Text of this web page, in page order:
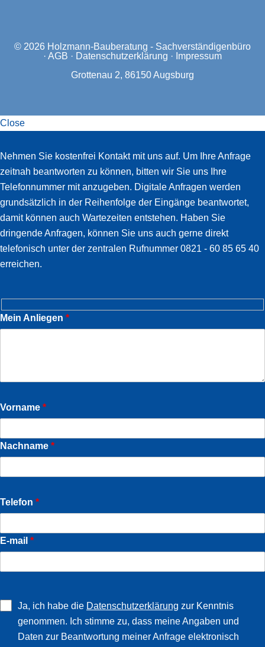
© 2026 Holzmann-Bauberatung - Sachverständigenbüro
· AGB · Datenschutzerklärung · Impressum
Grottenau 2, 86150 Augsburg
Close
in
Widget
Nehmen Sie kostenfrei Kontakt mit uns auf. Um Ihre Anfrage
zeitnah beantworten zu können, bitten wir Sie uns Ihre
Telefonnummer mit anzugeben. Digitale Anfragen werden
grundsätzlich in der Reihenfolge der Eingänge beantwortet,
damit können auch Wartezeiten entstehen. Haben Sie
dringende Anfragen, können Sie uns auch gerne direkt
telefonisch unter der zentralen Rufnummer 0821 - 60 85 65 40
erreichen.
Mein Anliegen *
Vorname *
Nachname *
Telefon *
E-mail *
Ja, ich habe die Datenschutzerklärung zur Kenntnis
genommen. Ich stimme zu, dass meine Angaben und
Daten zur Beantwortung meiner Anfrage elektronisch